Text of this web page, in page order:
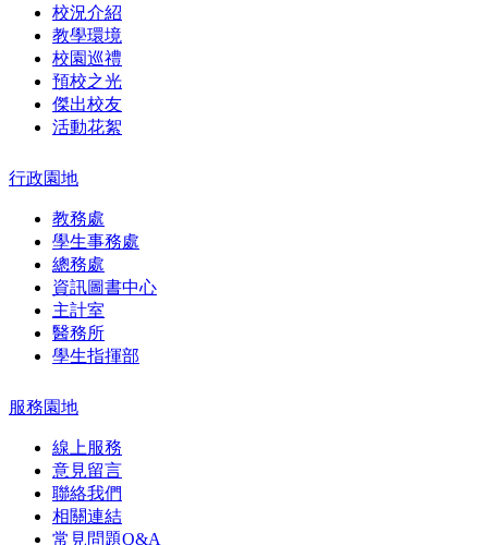
校況介紹
教學環境
校園巡禮
預校之光
傑出校友
活動花絮
行政園地
教務處
學生事務處
總務處
資訊圖書中心
主計室
醫務所
學生指揮部
服務園地
線上服務
意見留言
聯絡我們
相關連結
常見問題Q&A